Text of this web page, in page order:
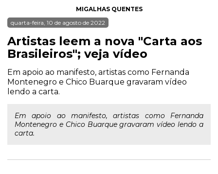
MIGALHAS QUENTES
quarta-feira, 10 de agosto de 2022
Artistas leem a nova "Carta aos
Brasileiros"; veja vídeo
Em apoio ao manifesto, artistas como Fernanda
Montenegro e Chico Buarque gravaram vídeo
lendo a carta.
Em apoio ao manifesto, artistas como Fernanda
Montenegro e Chico Buarque gravaram vídeo lendo a
carta.